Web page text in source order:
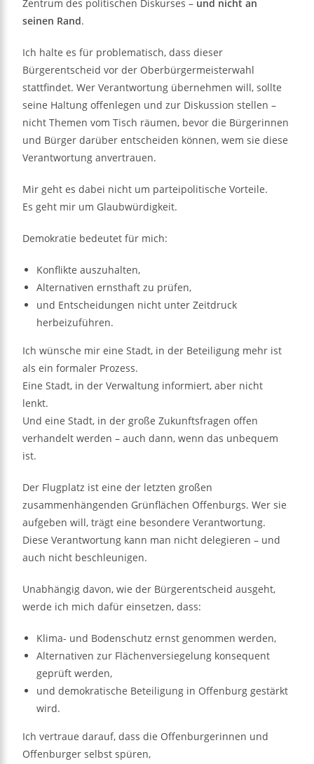
Zentrum des politischen Diskurses – und nicht an
seinen Rand.
Ich halte es für problematisch, dass dieser
Bürgerentscheid vor der Oberbürgermeisterwahl
stattfindet. Wer Verantwortung übernehmen will, sollte
seine Haltung offenlegen und zur Diskussion stellen –
nicht Themen vom Tisch räumen, bevor die Bürgerinnen
und Bürger darüber entscheiden können, wem sie diese
Verantwortung anvertrauen.
Mir geht es dabei nicht um parteipolitische Vorteile.
Es geht mir um Glaubwürdigkeit.
Demokratie bedeutet für mich:
Konflikte auszuhalten,
Alternativen ernsthaft zu prüfen,
und Entscheidungen nicht unter Zeitdruck
herbeizuführen.
Ich wünsche mir eine Stadt, in der Beteiligung mehr ist
als ein formaler Prozess.
Eine Stadt, in der Verwaltung informiert, aber nicht
lenkt.
Und eine Stadt, in der große Zukunftsfragen offen
verhandelt werden – auch dann, wenn das unbequem
ist.
Der Flugplatz ist eine der letzten großen
zusammenhängenden Grünflächen Offenburgs. Wer sie
aufgeben will, trägt eine besondere Verantwortung.
Diese Verantwortung kann man nicht delegieren – und
auch nicht beschleunigen.
Unabhängig davon, wie der Bürgerentscheid ausgeht,
werde ich mich dafür einsetzen, dass:
Klima- und Bodenschutz ernst genommen werden,
Alternativen zur Flächenversiegelung konsequent
geprüft werden,
und demokratische Beteiligung in Offenburg gestärkt
wird.
Ich vertraue darauf, dass die Offenburgerinnen und
Offenburger selbst spüren,